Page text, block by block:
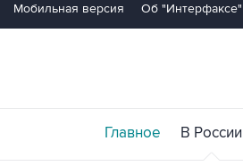
Мобильная версия Об "Интерфаксе"
Главное В России